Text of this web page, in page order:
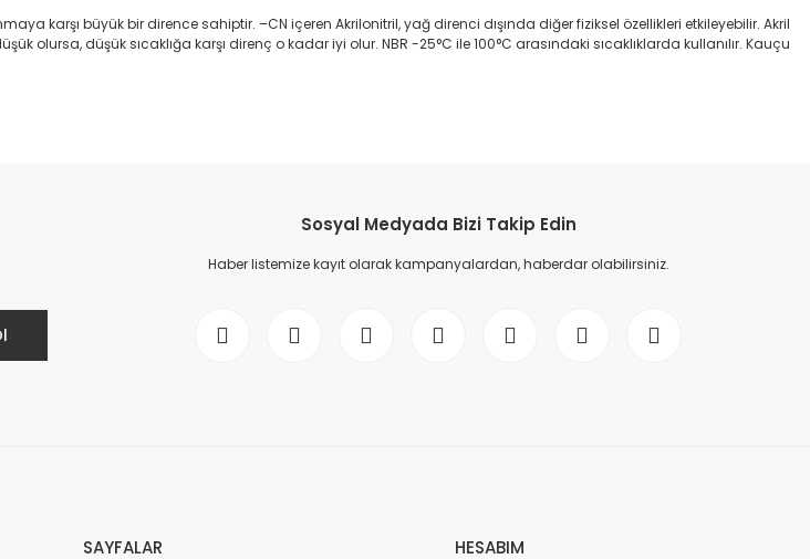
karşı büyük bir dirence sahiptir. –CN içeren Akrilonitril, yağ direnci dışında diğer fiziksel özellikleri etkileyebilir. Akril
düşük sıcaklığa karşı direnç o kadar iyi olur. NBR -25°C ile 100°C arasındaki sıcaklıklarda kullanılır. Kauçu
Sosyal Medyada Bizi Takip Edin
Haber listemize kayıt olarak kampanyalardan, haberdar olabilirsiniz.
SAYFALAR HESABIM